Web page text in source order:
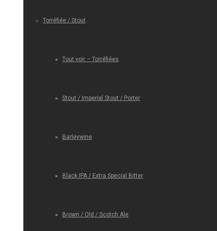
Torréfiée / Stout
Tout voir – Torréfiées
Stout / Imperial Stout / Porter
Barleywine
Black IPA / Extra Special Bitter
Brown / Old / Scotch Ale